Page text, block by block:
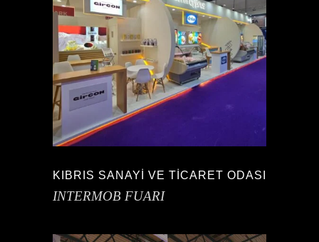
KIBRIS SANAYİ VE TİCARET ODASI
INTERMOB FUARI